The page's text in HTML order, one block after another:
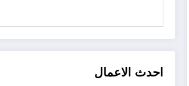
احدث الاعمال